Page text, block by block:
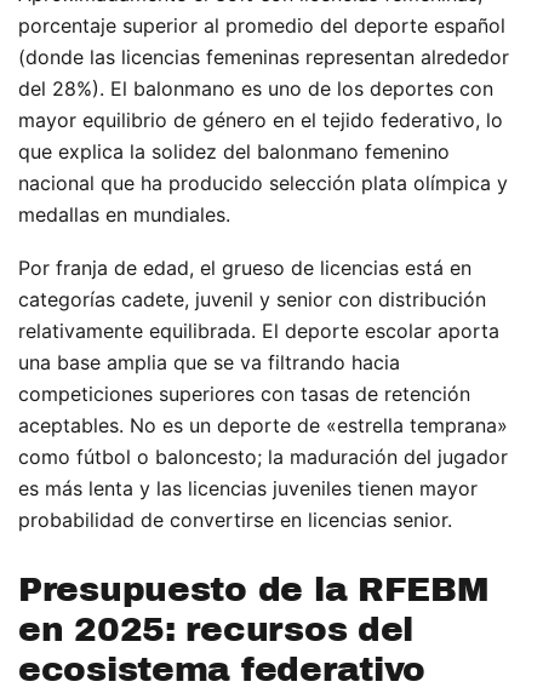
porcentaje superior al promedio del deporte español
(donde las licencias femeninas representan alrededor
del 28%). El balonmano es uno de los deportes con
mayor equilibrio de género en el tejido federativo, lo
que explica la solidez del balonmano femenino
nacional que ha producido selección plata olímpica y
medallas en mundiales.
Por franja de edad, el grueso de licencias está en
categorías cadete, juvenil y senior con distribución
relativamente equilibrada. El deporte escolar aporta
una base amplia que se va filtrando hacia
competiciones superiores con tasas de retención
aceptables. No es un deporte de «estrella temprana»
como fútbol o baloncesto; la maduración del jugador
es más lenta y las licencias juveniles tienen mayor
probabilidad de convertirse en licencias senior.
Presupuesto de la RFEBM
en 2025: recursos del
ecosistema federativo